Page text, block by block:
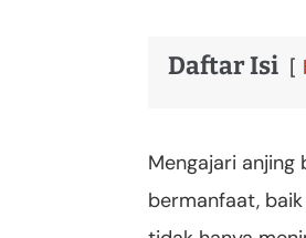
Daftar Isi
Mengajari anjing
bermanfaat,